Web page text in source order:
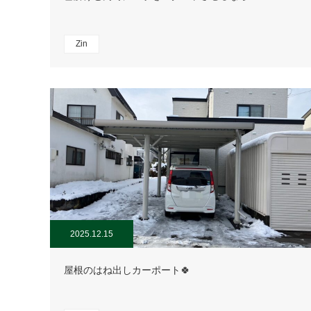
Zin
2025.12.15
屋根のはね出しカーポート🍀